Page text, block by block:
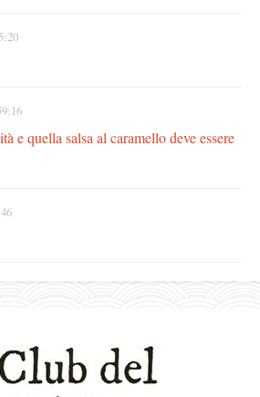
e quella salsa al caramello deve essere